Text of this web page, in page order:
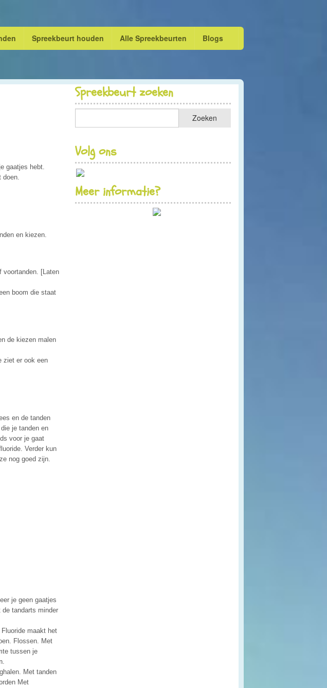
Spreekbeurt houden Alle Spreekbeurten Blogs
gaatjes hebt.
doen.
en kiezen.
voortanden. [Laten
boom die staat
de kiezen malen
ziet er ook een
en de tanden
je tanden en
voor je gaat
Verder kun
nog goed zijn.
je geen gaatjes
tandarts minder
maakt het
Flossen. Met
tussen je
Met tanden
Met
Spreekbeurt zoeken
Volg ons
Meer informatie?